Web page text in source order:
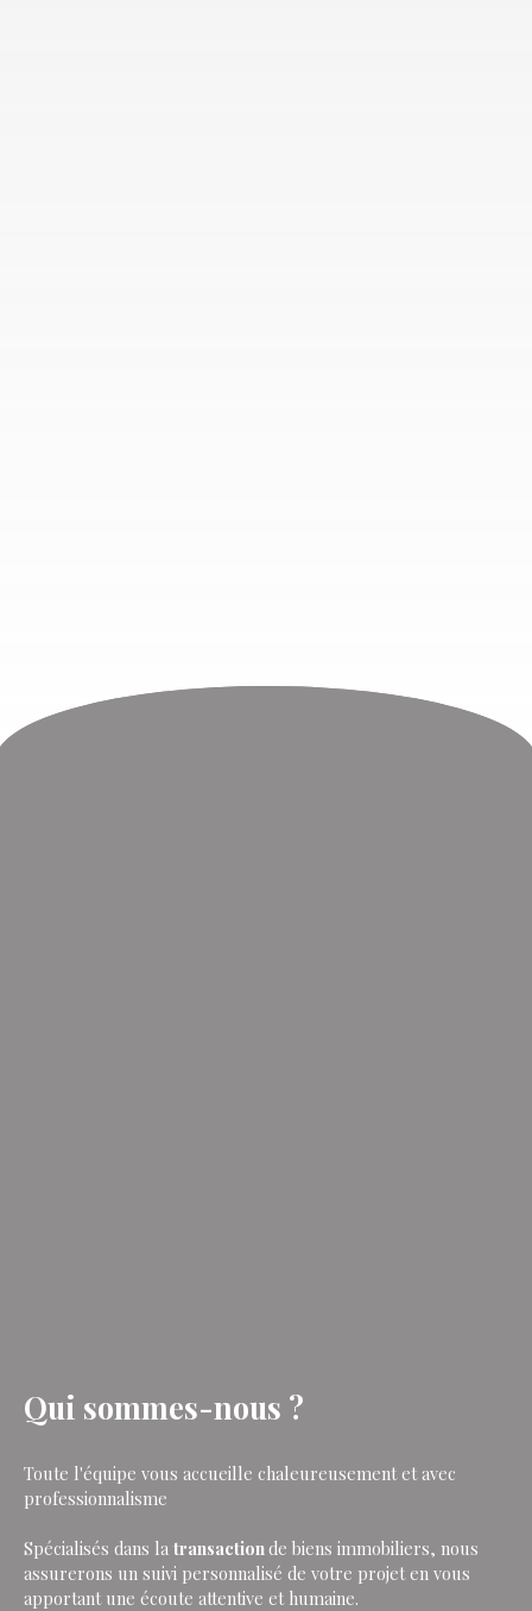
Qui sommes-nous ?
Toute l'équipe vous accueille chaleureusement et avec
professionnalisme
Spécialisés dans la transaction de biens immobiliers, nous
assurerons un suivi personnalisé de votre projet en vous
apportant une écoute attentive et humaine.